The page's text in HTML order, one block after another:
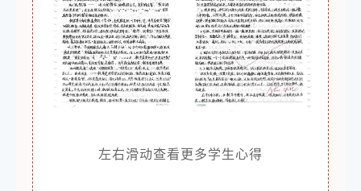
左右滑动查看更多学生心得